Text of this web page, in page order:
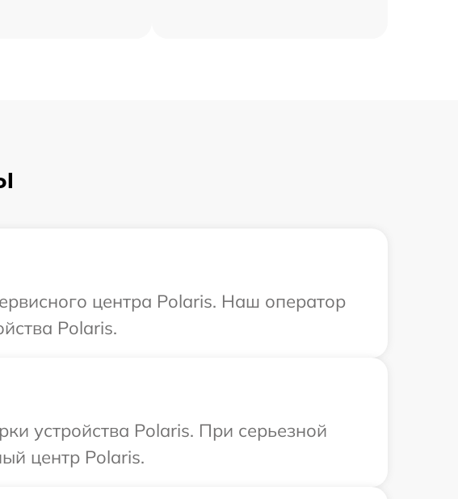
центра Polaris. Наш оператор
Polaris.
устройства Polaris. При серьезной
центр Polaris.